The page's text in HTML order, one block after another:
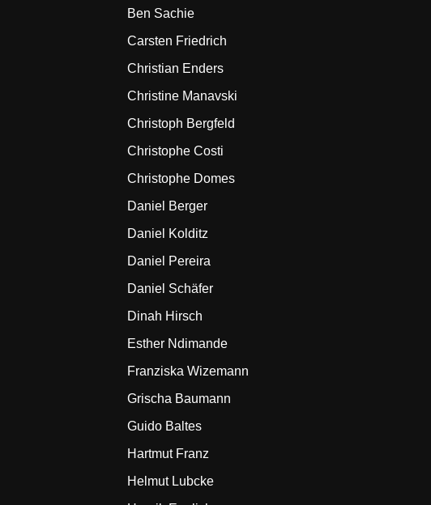
Ben Sachie
Carsten Friedrich
Christian Enders
Christine Manavski
Christoph Bergfeld
Christophe Costi
Christophe Domes
Daniel Berger
Daniel Kolditz
Daniel Pereira
Daniel Schäfer
Dinah Hirsch
Esther Ndimande
Franziska Wizemann
Grischa Baumann
Guido Baltes
Hartmut Franz
Helmut Lubcke